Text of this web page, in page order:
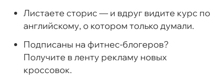
Листаете сторис — и вдруг видите курс по
английскому, о котором только думали.
Подписаны на фитнес-блогеров?
Получите в ленту рекламу новых
кроссовок.